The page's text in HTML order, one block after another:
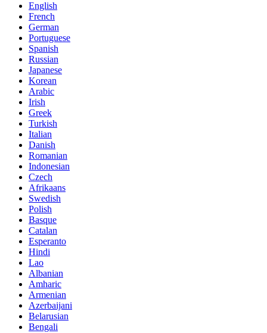
English
French
German
Portuguese
Spanish
Russian
Japanese
Korean
Arabic
Irish
Greek
Turkish
Italian
Danish
Romanian
Indonesian
Czech
Afrikaans
Swedish
Polish
Basque
Catalan
Esperanto
Hindi
Lao
Albanian
Amharic
Armenian
Azerbaijani
Belarusian
Bengali